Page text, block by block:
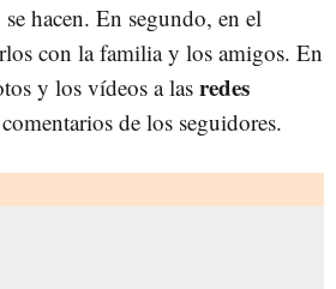
hacen. En segundo, en el
con la familia y los amigos. En
y los vídeos a las redes
de los seguidores.